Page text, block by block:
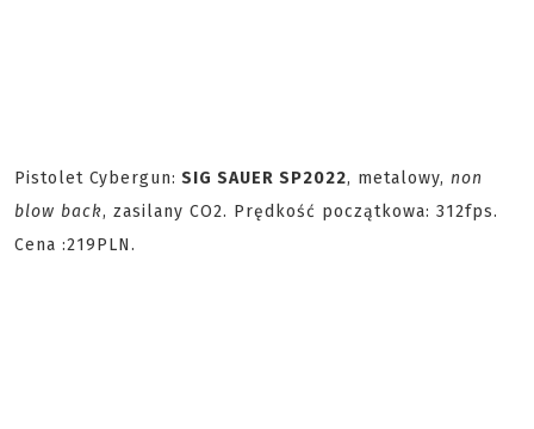
Pistolet Cybergun: SIG SAUER SP2022, metalowy, non
blow back, zasilany CO2. Prędkość początkowa: 312fps.
Cena :219PLN.